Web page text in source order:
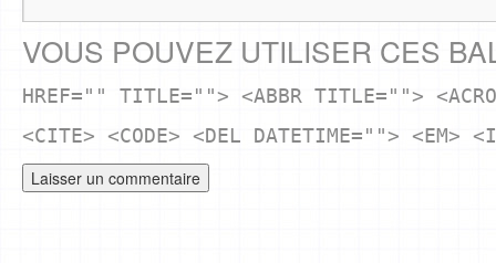
VOUS POUVEZ UTILISER CES
HREF="" TITLE=""> <ABBR TITLE="">
<CITE> <CODE> <DEL DATETIME=""> <EM>